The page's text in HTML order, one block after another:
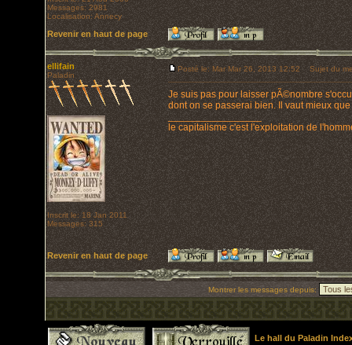
Messages: 2981
Localisation: Annecy
Revenir en haut de page
ellifain
Paladin
Inscrit le: 18 Jan 2011
Messages: 315
Posté le: Mar Mar 26, 2013 12:52 Sujet du
Je suis pas pour laisser pÃ©nombre
dont on se passerai bien. Il vaut mieux
_________________
le capitalisme c'est l'exploitation de
Revenir en haut de page
Montrer les messages depuis:
Le hall du Paladin